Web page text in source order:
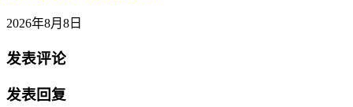
2026年8月8日
发表评论
发表回复